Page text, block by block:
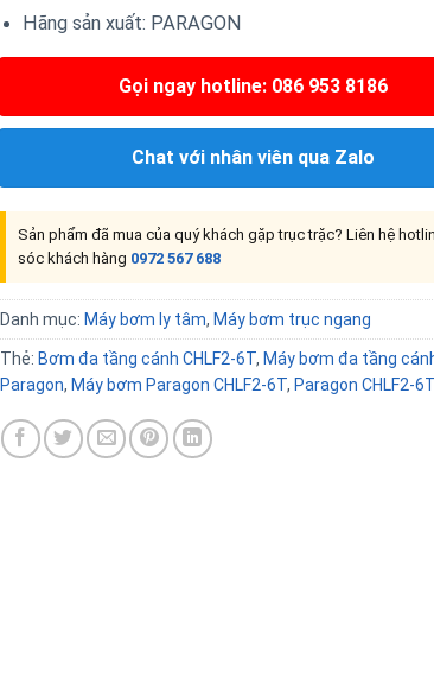
Hãng sản xuất: PARAGON
Gọi ngay hotline: 086 953 8186
Chat với nhân viên qua Zalo
Sản phẩm đã mua của quý khách gặp trục trặc? Liên hệ
sóc khách hàng 0972 567 688
Danh mục: Máy bơm ly tâm, Máy bơm trục ngang
Thẻ: Bơm đa tầng cánh CHLF2-6T, Máy bơm đa tầng
Paragon, Máy bơm Paragon CHLF2-6T, Paragon CHLF2-